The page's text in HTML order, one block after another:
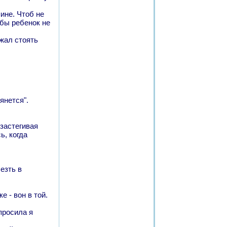
Чтоб не
ребенок не
стоять
когда
в
- вон в той.
я